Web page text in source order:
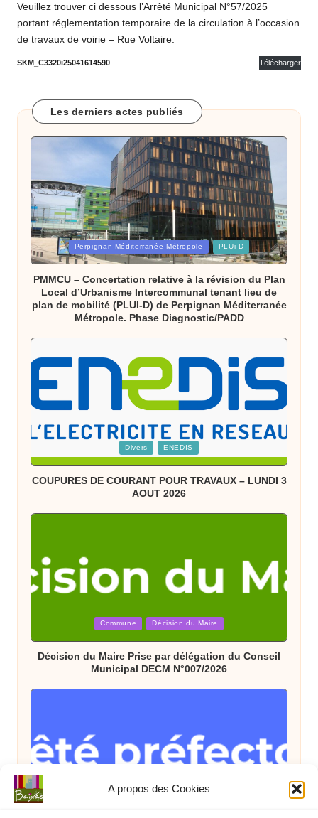
A propos des Cookies
d
e
B
x
Veuillez trouver ci dessous l’Arrêté Municipal N°57/2025
portant réglementation temporaire de la circulation à l’occasion
de travaux de voirie – Rue Voltaire.
SKM_C3320i25041614590 Télécharger
Les derniers actes publiés
Posted
in
Perpignan Méditerranée Métropole PLUi-D
PMMCU – Concertation relative à la révision du Plan
Local d’Urbanisme Intercommunal tenant lieu de
plan de mobilité (PLUI-D) de Perpignan Méditerranée
Métropole. Phase Diagnostic/PADD
Divers ENEDIS
COUPURES DE COURANT POUR TRAVAUX – LUNDI 3
AOUT 2026
Commune Décision du Maire
Décision du Maire Prise par délégation du Conseil
Municipal DECM N°007/2026
Posted